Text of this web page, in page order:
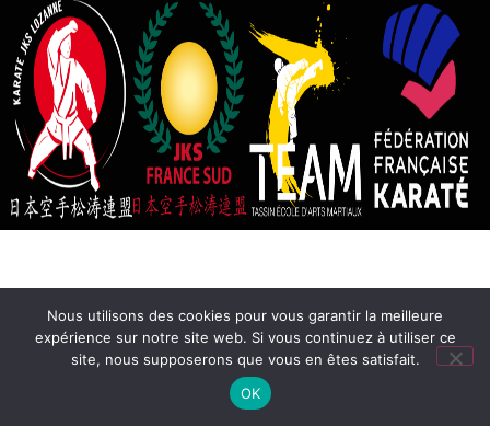
Nous utilisons des cookies pour vous garantir la meilleure
expérience sur notre site web. Si vous continuez à utiliser ce
site, nous supposerons que vous en êtes satisfait.
OK